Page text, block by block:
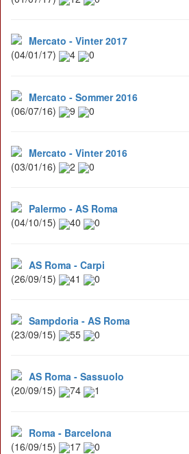
Mercato - Vinter 2017
(04/01/17)
4 0
Mercato - Sommer 2016
(06/07/16)
9 0
Mercato - Vinter 2016
(03/01/16)
2 0
Palermo - AS Roma
(04/10/15)
40 0
AS Roma - Carpi
(26/09/15)
41 0
Sampdoria - AS Roma
(23/09/15)
55 0
AS Roma - Sassuolo
(20/09/15)
74 1
Roma - Barcelona
(16/09/15)
17 0